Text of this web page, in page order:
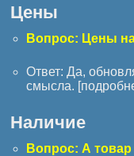
Цены
Вопрос: Цены
Ответ: Да,
смысла. [
Наличие
Вопрос: А